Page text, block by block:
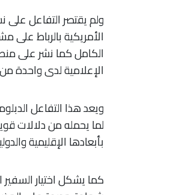
ولم يقتصر التفاعل
الأمريكية بالرباط على
الكامل كما نشر على
الإعلامية لدى واحدة من
ويعد هذا التفاعل
لما يحمله من دلالات
بأبعادها الإقليمية
كما يشكل اختيار السفير